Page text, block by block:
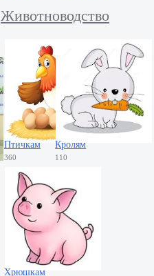
Животноводство
Птичкам
360
Кролям
110
Хрюшкам